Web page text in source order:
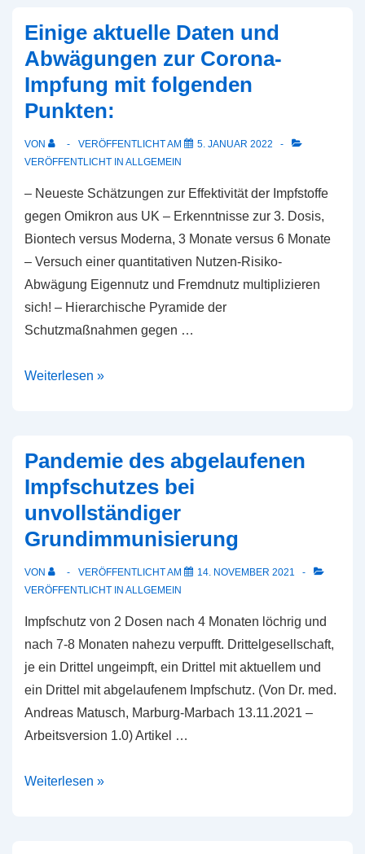
Einige aktuelle Daten und
Abwägungen zur Corona-
Impfung mit folgenden
Punkten:
VON VERÖFFENTLICHT AM
5. JANUAR 2022
VERÖFFENTLICHT IN ALLGEMEIN
– Neueste Schätzungen zur Effektivität der Impfstoffe
gegen Omikron aus UK – Erkenntnisse zur 3. Dosis,
Biontech versus Moderna, 3 Monate versus 6 Monate
– Versuch einer quantitativen Nutzen-Risiko-
Abwägung Eigennutz und Fremdnutz multiplizieren
sich! – Hierarchische Pyramide der
Schutzmaßnahmen gegen …
Einige
Abwägungen
zur
Corona-
Impfung
folgenden
Weiterlesen »
Pandemie des abgelaufenen
Impfschutzes bei
unvollständiger
Grundimmunisierung
VON VERÖFFENTLICHT AM
14. NOVEMBER 2021
VERÖFFENTLICHT IN ALLGEMEIN
Impfschutz von 2 Dosen nach 4 Monaten löchrig und
nach 7-8 Monaten nahezu verpufft. Drittelgesellschaft,
je ein Drittel ungeimpft, ein Drittel mit aktuellem und
ein Drittel mit abgelaufenem Impfschutz. (Von Dr. med.
Andreas Matusch, Marburg-Marbach 13.11.2021 –
Arbeitsversion 1.0) Artikel …
Pandemie
Weiterlesen »